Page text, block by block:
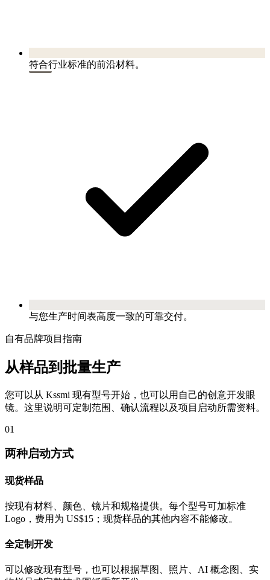
符合行业标准的前沿材料。
与您生产时间表高度一致的可靠交付。
自有品牌项目指南
从样品到批量生产
您可以从 Kssmi 现有型号开始，也可以用自己的创意开发眼
镜。这里说明可定制范围、确认流程以及项目启动所需资料。
01
两种启动方式
现货样品
按现有材料、颜色、镜片和规格提供。每个型号可加标准
Logo，费用为 US$15；现货样品的其他内容不能修改。
全定制开发
可以修改现有型号，也可以根据草图、照片、AI 概念图、实